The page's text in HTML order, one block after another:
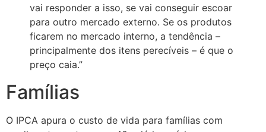
vai responder a isso, se vai conseguir escoar
para outro mercado externo. Se os produtos
ficarem no mercado interno, a tendência –
principalmente dos itens perecíveis – é que o
preço caia.”
Famílias
O IPCA apura o custo de vida para famílias com